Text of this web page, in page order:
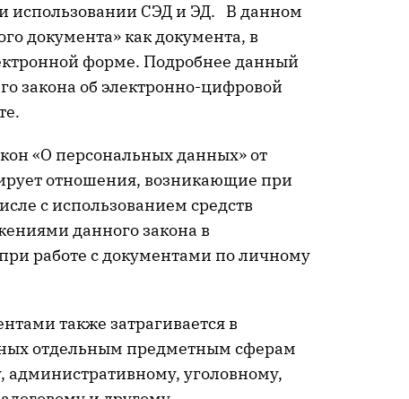
использовании СЭД и ЭД. В данном
документа» как документа, в
форме. Подробнее данный
закона об электронно-цифровой
«О персональных данных» от
отношения, возникающие при
с использованием средств
данного закона в
работе с документами по личному
также затрагивается в
отдельным предметным сферам
административному, уголовному,